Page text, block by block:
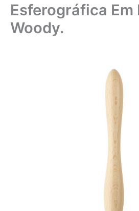
Esferográfica Em
Woody.